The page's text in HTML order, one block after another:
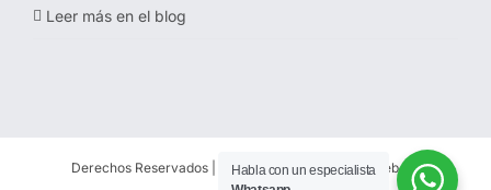
Leer más en el blog
Derechos Reservados | 1997-2026 | Cobalt Blue Web SC
Habla con un especialista